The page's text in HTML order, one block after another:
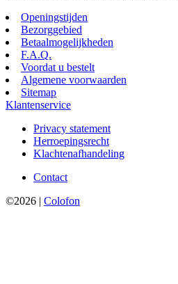
Openingstijden
Bezorggebied
Betaalmogelijkheden
F.A.Q.
Voordat u bestelt
Algemene voorwaarden
Sitemap
Klantenservice
Privacy statement
Herroepingsrecht
Klachtenafhandeling
Contact
©2026 | Colofon